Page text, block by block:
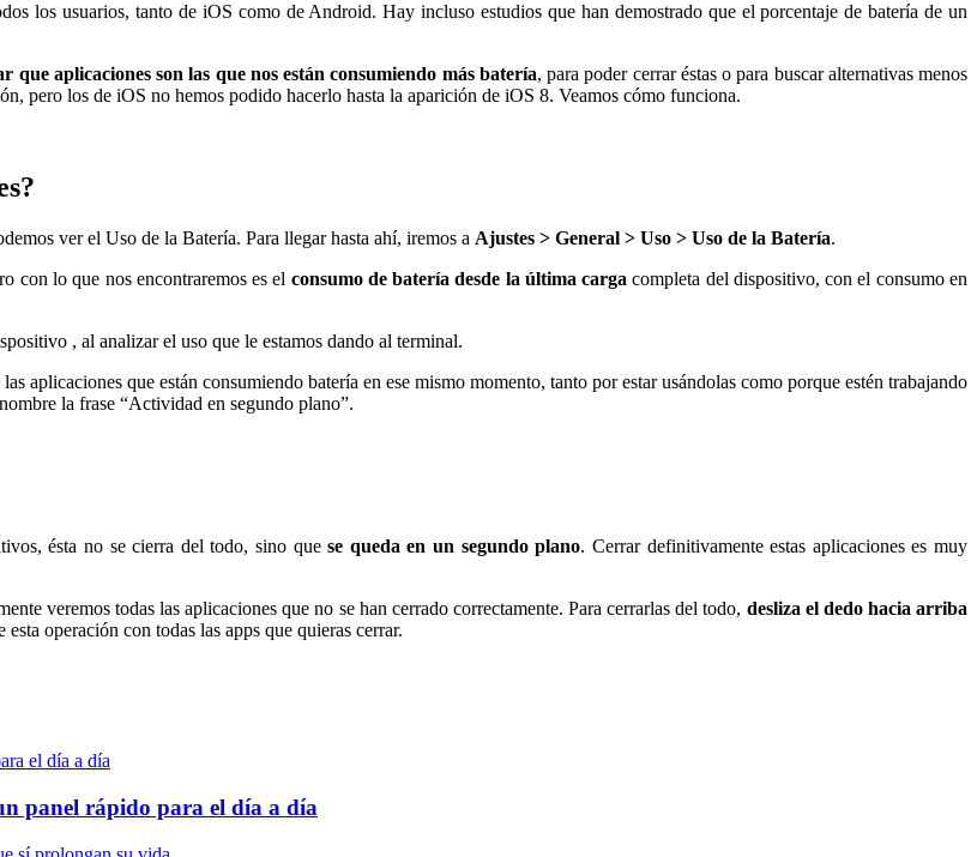
los usuarios, tanto de iOS como de Android. Hay incluso estudios que han demostrado que el porcentaje de batería de un
que aplicaciones son las que nos están consumiendo más batería, para poder cerrar éstas o para buscar alternativas menos
pero los de iOS no hemos podido hacerlo hasta la aparición de iOS 8. Veamos cómo funciona.
ver el Uso de la Batería. Para llegar hasta ahí, iremos a Ajustes > General > Uso > Uso de la Batería.
con lo que nos encontraremos es el consumo de batería desde la última carga completa del dispositivo, con el consumo en
, al analizar el uso que le estamos dando al terminal.
aplicaciones que están consumiendo batería en ese mismo momento, tanto por estar usándolas como porque estén trabajando
la frase “Actividad en segundo plano”.
ésta no se cierra del todo, sino quese queda en un segundo plano. Cerrar definitivamente estas aplicaciones es muy
veremos todas las aplicaciones que no se han cerrado correctamente. Para cerrarlas del todo, desliza el dedo hacia arriba
operación con todas las apps que quieras cerrar.
panel rápido para el día a día